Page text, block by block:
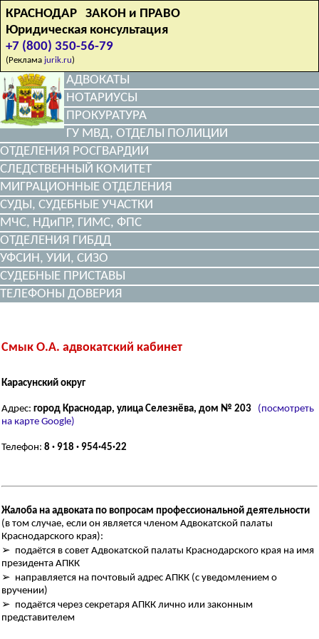
КРАСНОДАР ЗАКОН и ПРАВО
Юридическая консультация
+7 (800) 350-56-79
(Реклама jurik.ru)
АДВОКАТЫ
НОТАРИУСЫ
ПРОКУРАТУРА
ГУ МВД, ОТДЕЛЫ ПОЛИЦИИ
ОТДЕЛЕНИЯ РОСГВАРДИИ
СЛЕДСТВЕННЫЙ КОМИТЕТ
МИГРАЦИОННЫЕ ОТДЕЛЕНИЯ
СУДЫ, СУДЕБНЫЕ УЧАСТКИ
МЧС, НДиПР, ГИМС, ФПС
ОТДЕЛЕНИЯ ГИБДД
УФСИН, УИИ, СИЗО
СУДЕБНЫЕ ПРИСТАВЫ
ТЕЛЕФОНЫ ДОВЕРИЯ
Смык О.А. адвокатский кабинет
Карасунский округ
Адрес: город Краснодар, улица Селезнёва, дом № 203
(посмотреть
на карте Google)
Телефон: 8 · 918 · 954·45·22
Жалоба на адвоката по вопросам профессиональной деятельности
(в том случае, если он является членом Адвокатской палаты
Краснодарского края):
➢ подаётся в совет Адвокатской палаты Краснодарского края на имя
президента АПКК
➢ направляется на почтовый адрес АПКК (c уведомлением о
вручении)
➢ подаётся через секретаря АПКК лично или законным
представителем